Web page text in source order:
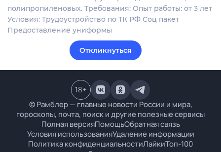
полипропиленовых. Требования: Опыт работы: от 3 лет
Условия: Трудоустройство по ТК РФ Соц пакет
Предоставление униформы
Откликнуться
© Рамблер — главные новости России и мира,
гороскопы, почта, поиск и другие полезные сервисы
Полная версияПомощьОбратная связь
Условия использованияУдаление информации
Политика конфиденциальностиЛайкиТоп-100
18+